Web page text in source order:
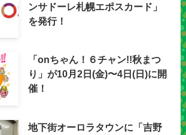
ンサドーレ札幌エポスカード」
を発行！
「onちゃん！６チャン!!秋まつ
り」が10月2日(金)〜4日(日)に開
催！
地下街オーロラタウンに「吉野